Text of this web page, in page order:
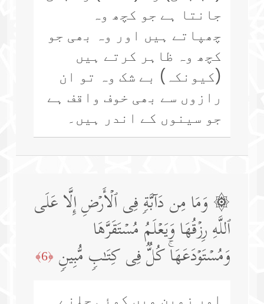
جانتا ہے جو کچھ وہ
چھپاتے ہیں اور وہ بھی جو
کچھ وہ ظاہر کرتے ہیں
(کیونکہ) بے شک وہ تو ان
رازوں سے بھی خوف واقف ہے
جو سینوں کے اندر ہیں۔
۞ وَمَا مِن دَاۤبَّةࣲ فِی ٱلۡأَرۡضِ إِلَّا عَلَى
ٱللَّهِ رِزۡقُهَا وَیَعۡلَمُ مُسۡتَقَرَّهَا
وَمُسۡتَوۡدَعَهَاۚ كُلࣱّ فِی كِتَـٰبࣲ مُّبِینࣲ ﴿6﴾
اور زمین میں کوئی چلنے